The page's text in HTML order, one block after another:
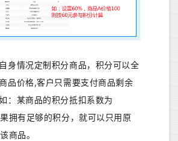
身情况定制积分商品，积分可以全
品价格,客户只需要支付商品剩余
：某商品的积分抵扣系数为
拥有足够的积分，就可以只用原
商品。